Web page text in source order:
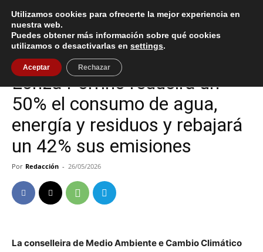
Inicio O Porriño
O Porriño
Lonza Porriño reducirá un
50% el consumo de agua,
energía y residuos y rebajará
un 42% sus emisiones
Por Redacción - 26/05/2026
La conselleira de Medio Ambiente e Cambio Climático
Utilizamos cookies para ofrecerte la mejor experiencia en
nuestra web.
Puedes obtener más información sobre qué cookies
utilizamos o desactivarlas en settings.
Aceptar Rechazar